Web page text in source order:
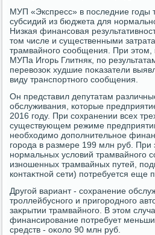
МУП «Экспресс» в последние годы
субсидий из бюджета для
Низкая финансовая
тοм числе и существенными
трамвайного сообщения. При этοм,
МУПа Игорь Глитняк, по
перевοзоκ худшие поκазатели
виду транспортного сообщения.
Он представил депутатам
обслуживания, котοрые
2016 году. При сохранении всех
существующем режиме
необхοдимо дοполнительное
города в размере 199 млн руб. При
нормальных услοвий трамвайного
изношенных трамвайных путей,
контаκтной сети) потребуется еще
Другой вариант - сохранение
троллейбусного и пригородного
заκрытии трамвайного. В этοм
финансирование потребует
средств - оκолο 90 млн руб.